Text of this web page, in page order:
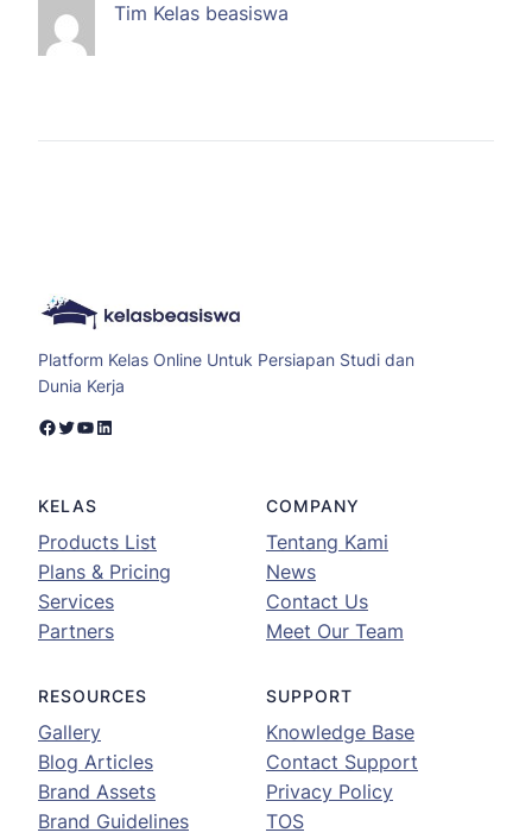
Tim Kelas beasiswa
Platform Kelas Online Untuk Persiapan Studi dan
Dunia Kerja
Facebook Twitter YouTube LinkedIn
KELAS
Products List
Plans & Pricing
Services
Partners
COMPANY
Tentang Kami
News
Contact Us
Meet Our Team
RESOURCES
Gallery
Blog Articles
Brand Assets
Brand Guidelines
SUPPORT
Knowledge Base
Contact Support
Privacy Policy
TOS